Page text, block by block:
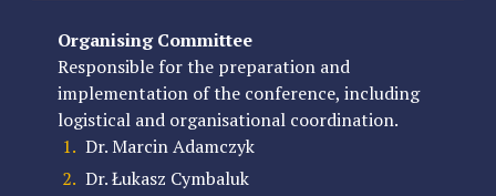
Organising Committee
Responsible for the preparation and
implementation of the conference, including
logistical and organisational coordination.
Dr.Marcin Adamczyk
Dr.Łukasz Cymbaluk